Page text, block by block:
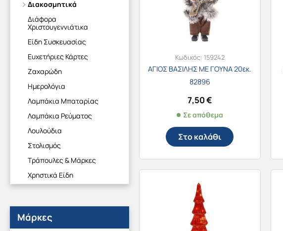
Διακοσμητικά
Διάφορα
Χριστουγεννιάτικα
Είδη Συσκευασίας
Ευχετήριες Κάρτες
Ζαχαρώδη
Ημερολόγια
Λαμπάκια Μπαταρίας
Λαμπάκια Ρεύματος
Λουλούδια
Στολισμός
Τράπουλες & Μάρκες
Χρηστικά Είδη
Μάρκες
Κωδικός: 159242
ΑΓΙΟΣ ΒΑΣΙΛΗΣ ΜΕ ΓΟΥΝΑ 20εκ.
82896
7,50€
Σε απόθεμα
Στο καλάθι